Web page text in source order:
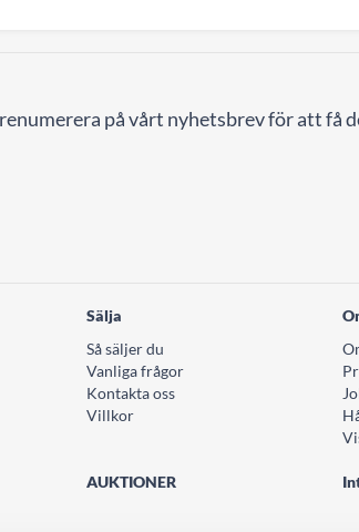
på vårt nyhetsbrev för att få
Sälja
Så säljer du
Vanliga frågor
Kontakta oss
Villkor
AUKTIONER